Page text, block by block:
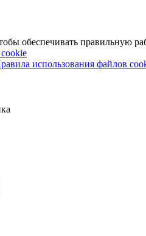
обеспечивать правильную
использования файлов